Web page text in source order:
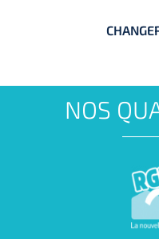
NOS